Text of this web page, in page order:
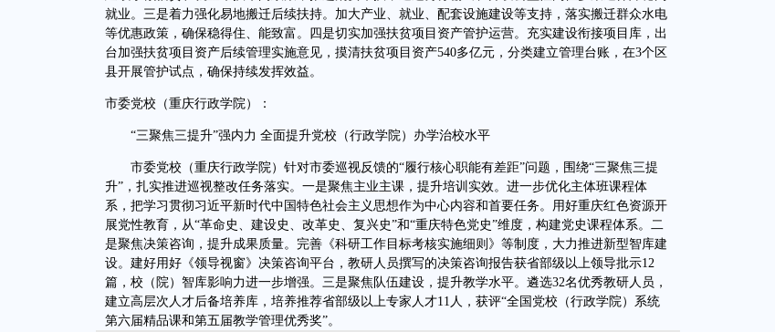
就业。三是着力强化易地搬迁后续扶持。加大产业、就业、配套设施建设等支持，落实搬迁群众水电
等优惠政策，确保稳得住、能致富。四是切实加强扶贫项目资产管护运营。充实建设衔接项目库，出
台加强扶贫项目资产后续管理实施意见，摸清扶贫项目资产540多亿元，分类建立管理台账，在3个区
县开展管护试点，确保持续发挥效益。
市委党校（重庆行政学院）：
“三聚焦三提升”强内力 全面提升党校（行政学院）办学治校水平
市委党校（重庆行政学院）针对市委巡视反馈的“履行核心职能有差距”问题，围绕“三聚焦三提
升”，扎实推进巡视整改任务落实。一是聚焦主业主课，提升培训实效。进一步优化主体班课程体
系，把学习贯彻习近平新时代中国特色社会主义思想作为中心内容和首要任务。用好重庆红色资源开
展党性教育，从“革命史、建设史、改革史、复兴史”和“重庆特色党史”维度，构建党史课程体系。二
是聚焦决策咨询，提升成果质量。完善《科研工作目标考核实施细则》等制度，大力推进新型智库建
设。建好用好《领导视窗》决策咨询平台，教研人员撰写的决策咨询报告获省部级以上领导批示12
篇，校（院）智库影响力进一步增强。三是聚焦队伍建设，提升教学水平。遴选32名优秀教研人员，
建立高层次人才后备培养库，培养推荐省部级以上专家人才11人，获评“全国党校（行政学院）系统
第六届精品课和第五届教学管理优秀奖”。